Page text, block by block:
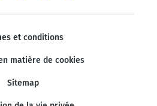
et conditions
matière de cookies
Sitemap